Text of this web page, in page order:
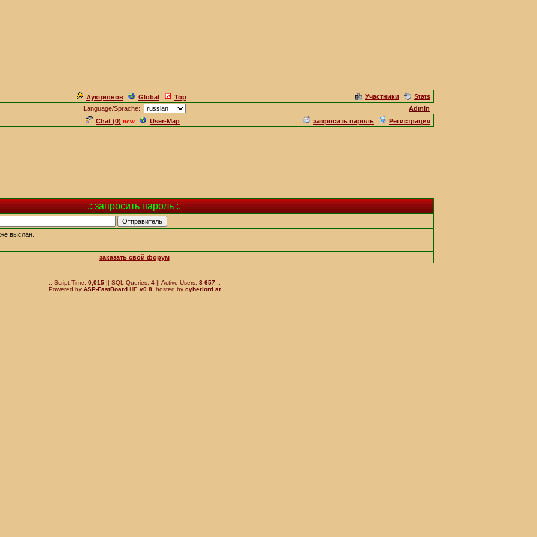
Аукционов Global Top Участники
Stats
Language/Sprache:
Admin
Chat (0) new User-Map запросить пароль Регистрация
.: запросить пароль :.
выслан.
заказать свой форум
.: Script-Time: 0,015|| SQL-Queries: 4|| Active-Users: 3 657:.
Powered by ASP-FastBoardHE v0.8, hosted by cyberlord.at